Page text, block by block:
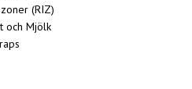
(RIZ)
och Mjölk